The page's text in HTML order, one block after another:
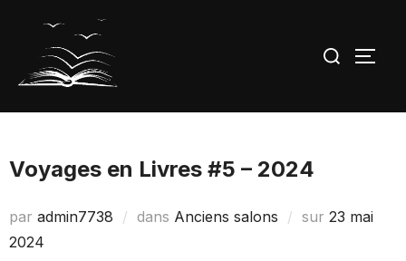
Voyages en Livres #5 – 2024
par admin7738 dans Anciens salons sur 23 mai
2024